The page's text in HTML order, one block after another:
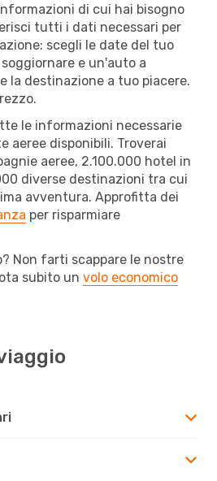
di cui hai bisogno
tutti i dati necessari per
scegli le date del tuo
e un'auto a
la destinazione a tuo piacere.
le informazioni necessarie
aeree disponibili. Troverai
aeree, 2.100.000 hotel in
diverse destinazioni tra cui
avventura. Approfitta dei
per risparmiare
Non farti scappare le nostre
subito un volo economico